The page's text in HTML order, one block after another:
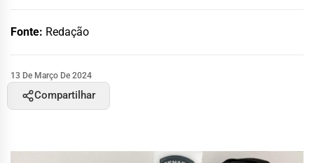
Fonte: Redação
13 De Março De 2024
Compartilhar